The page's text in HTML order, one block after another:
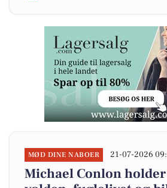
MØD DINE NABOER 21-07-2026
Michael Conlon